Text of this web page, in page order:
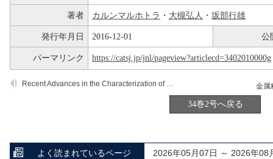
著者 カルンマルホトラ ・ 大槻弘人 ・ 坂部行雄
発行年月日 2016-12-01 公
パーマリンク https://catsj.jp/jnl/pageview?articlecd=3402010000g
金属
Recent Advances in the Characterization of Paramagnetic Oxygen Species at Solid Surfaces
34巻2号へ戻る
よく読まれているページ 2026年05月07日 ～ 2026年08